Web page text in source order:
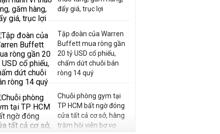
đẩy giá, trục lợi
Tập đoàn của Warren
Buffett mua ròng gần
20 tỷ USD cổ phiếu,
chấm dứt chuỗi bán
ròng 14 quý
Chuỗi phòng gym tại
TP HCM bất ngờ đóng
cửa tất cả cơ sở, hàng
trăm hội viên bơ vơ